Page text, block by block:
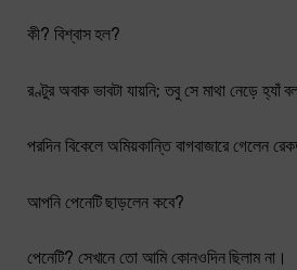
কী? বিশ্বাস হল?
রণ্টুর অবাক ভাবটা যায়নি; তবু সে মাথা নেড়ে হ্যাঁ
পরদিন বিকেলে অমিয়কান্তি বাগবাজারে গেলেন
আপনি পেনেটি ছাড়লেন কবে?
পেনেটি? সেখানে তো আমি কোনওদিন ছিলাম না।